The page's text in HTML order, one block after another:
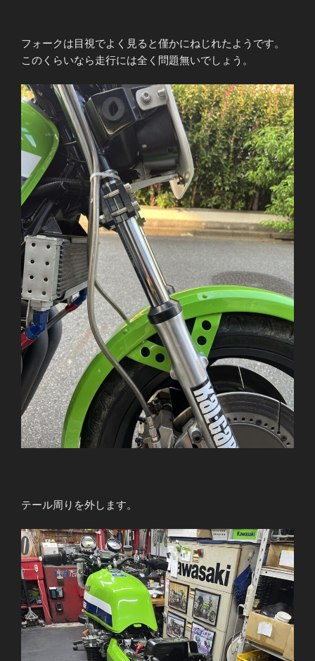
フォークは目視でよく見ると僅かにねじれたようです。
このくらいなら走行には全く問題無いでしょう。
テール周りを外します。